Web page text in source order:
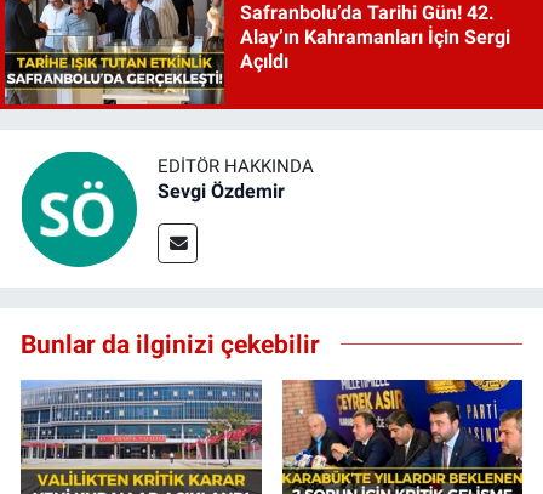
Safranbolu’da Tarihi Gün! 42.
Alay’ın Kahramanları İçin Sergi
Açıldı
EDITÖR HAKKINDA
Sevgi Özdemir
Bunlar da ilginizi çekebilir